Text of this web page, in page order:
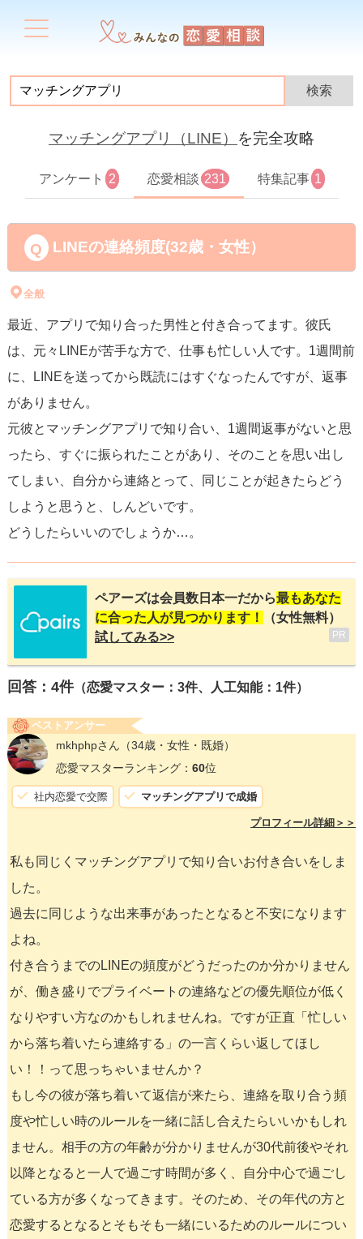
マッチングアプリ（LINE） を完全攻略
アンケート 2 恋愛相談 231 特集記事 1
LINEの連絡頻度(32歳・女性）
全般
最近、アプリで知り合った男性と付き合ってます。彼氏
は、元々LINEが苦手な方で、仕事も忙しい人です。1週間前
に、LINEを送ってから既読にはすぐなったんですが、返事
がありません。
元彼とマッチングアプリで知り合い、1週間返事がないと思
ったら、すぐに振られたことがあり、そのことを思い出し
てしまい、自分から連絡とって、同じことが起きたらどう
しようと思うと、しんどいです。
どうしたらいいのでしょうか…。
ペアーズは会員数日本一だから最もあなた
に合った人が見つかります！
（女性無料）
試してみる>>
PR
回答： 4件（恋愛マスター：3件、人工知能：1件）
ベストアンサー
mkhphpさん （34歳・女性・既婚）
恋愛マスターランキング： 60位
社内恋愛で交際 マッチングアプリで成婚
プロフィール詳細＞＞
私も同じくマッチングアプリで知り合いお付き合いをしま
した。
過去に同じような出来事があったとなると不安になります
よね。
付き合うまでのLINEの頻度がどうだったのか分かりません
が、働き盛りでプライベートの連絡などの優先順位が低く
なりやすい方なのかもしれませんね。ですが正直「忙しい
から落ち着いたら連絡する」の一言くらい返してほし
い！！って思っちゃいませんか？
もし今の彼が落ち着いて返信が来たら、連絡を取り合う頻
度や忙しい時のルールを一緒に話し合えたらいいかもしれ
ません。相手の方の年齢が分かりませんが30代前後やそれ
以降となると一人で過ごす時間が多く、自分中心で過ごし
ている方が多くなってきます。そのため、その年代の方と
恋愛するとなるとそもそも一緒にいるためのルールについ